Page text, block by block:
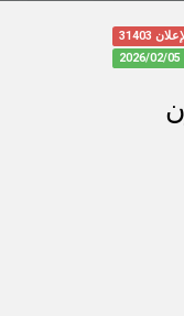
31403
2026/02/05